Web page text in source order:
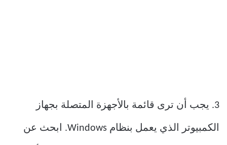
3. يجب أن ترى قائمة بالأجهزة المتصلة بجهاز
الكمبيوتر الذي يعمل بنظام Windows. ابحث عن